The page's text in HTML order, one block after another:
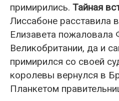
примирились. Тайная
Лиссабоне расставила
Елизавета пожаловала
Великобритании, да и
примирился со своей
королевы вернулся в
Планкетом